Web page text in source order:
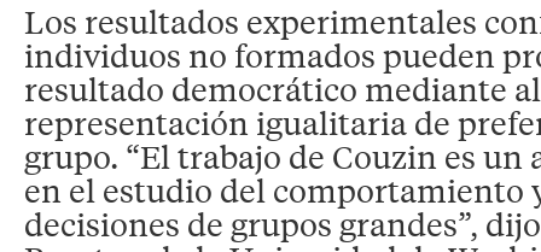
Los resultados experimentales
individuos no formados pueden
resultado democrático mediante
representación igualitaria de
grupo. “El trabajo de Couzin es
en el estudio del comportamiento
decisiones de grupos grandes”,